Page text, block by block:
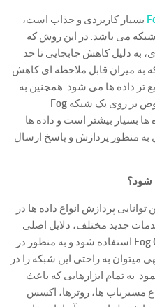
بسیار کاربردی و جذاب است،
می باشد. در این روش که
به دلیل کاهش جابجایی تا حد
به میزان قابل ملاحظه ای کاهش
تر داده ها می شود. همچنین به
بر روی یک شبکه Fog
بسیار بیشتر است و داده ها
منظور پردازش و پاسخ ارسال
شود؟
پردازش انواع داده ها در
جدید مختلف، دلایل اصلی
Fog استفاده شود و به منظور در
به راحتی این شبکه را در
به تمام ابزارهایی که باعث
مسیریاب ها، روترها، اکسس